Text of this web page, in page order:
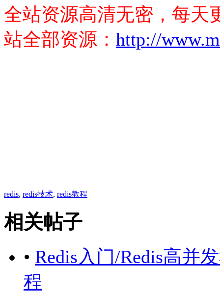
全站资源高清无密，每天
站全部资源： http://
redis, redis技术, redis教程
相关帖子
• Redis入门/Redis高并
程